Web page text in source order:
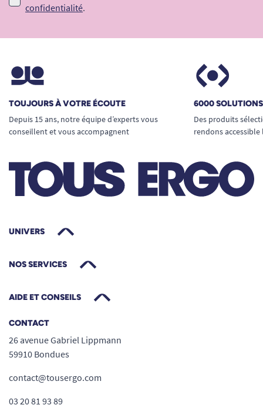
confidentialité.
TOUJOURS À VOTRE ÉCOUTE
Depuis 15 ans, notre équipe d’experts vous
conseillent et vous accompagnent
6000
Des produits
rendons
UNIVERS
NOS SERVICES
AIDE ET CONSEILS
CONTACT
26 avenue Gabriel Lippmann
59910 Bondues
contact@tousergo.com
03 20 81 93 89